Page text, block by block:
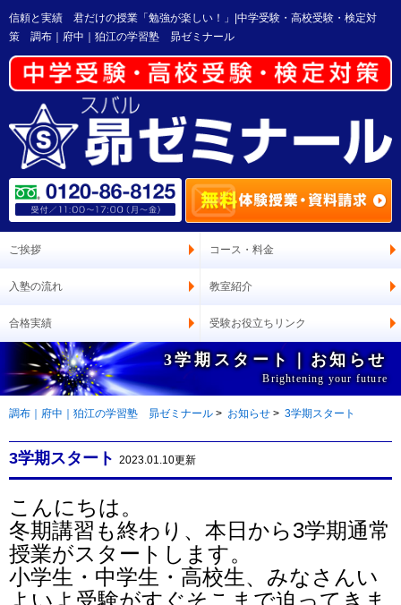
信頼と実績 君だけの授業「勉強が楽しい！」|中学受験・高校受験・検定対
策 調布｜府中｜狛江の学習塾 昴ゼミナール
ご挨拶 コース・料金
入塾の流れ 教室紹介
合格実績 受験お役立ちリンク
3学期スタート｜お知らせ
Brightening your future
調布｜府中｜狛江の学習塾 昴ゼミナール > お知らせ > 3学期スタート
3学期スタート 2023.01.10更新
こんにちは。
冬期講習も終わり、本日から3学期通常
授業がスタートします。
小学生・中学生・高校生、みなさんい
よいよ受験がすぐそこまで迫ってきま